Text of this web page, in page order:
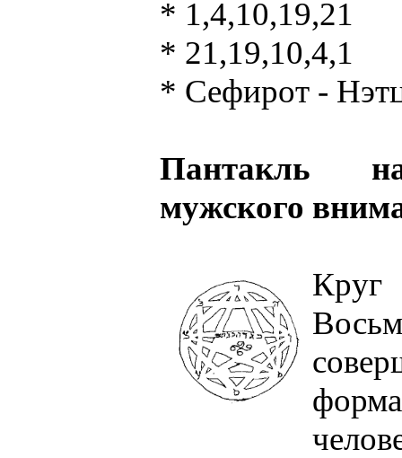
* 1,4,10,19,21
* 21,19,10,4,1
* Сефирот -
Пантакль
мужского
Круг